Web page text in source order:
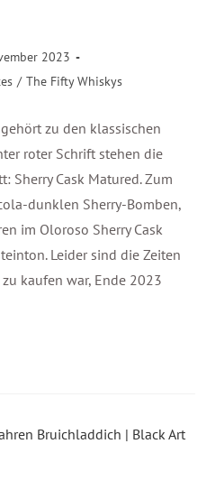
2023
/ The Fifty Whiskys
zu den klassischen
roter Schrift stehen die
Sherry Cask Matured. Zum
dunklen Sherry-Bomben,
im Oloroso Sherry Cask
Leider sind die Zeiten
kaufen war, Ende 2023